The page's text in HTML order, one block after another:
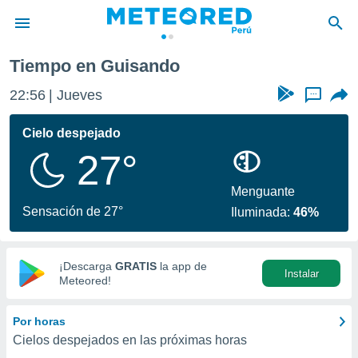
de
ha sido
calidad.
a este
las
y
digital
basada
Tiempo en Guisando
22:56 Jueves ...
Cielo despejado
27°
Sensación de 27°
Menguante
Iluminada:46%
¡Descarga GRATIS la app de
Meteored!
Instalar
Por horas
Cielos despejados en las próximas horas